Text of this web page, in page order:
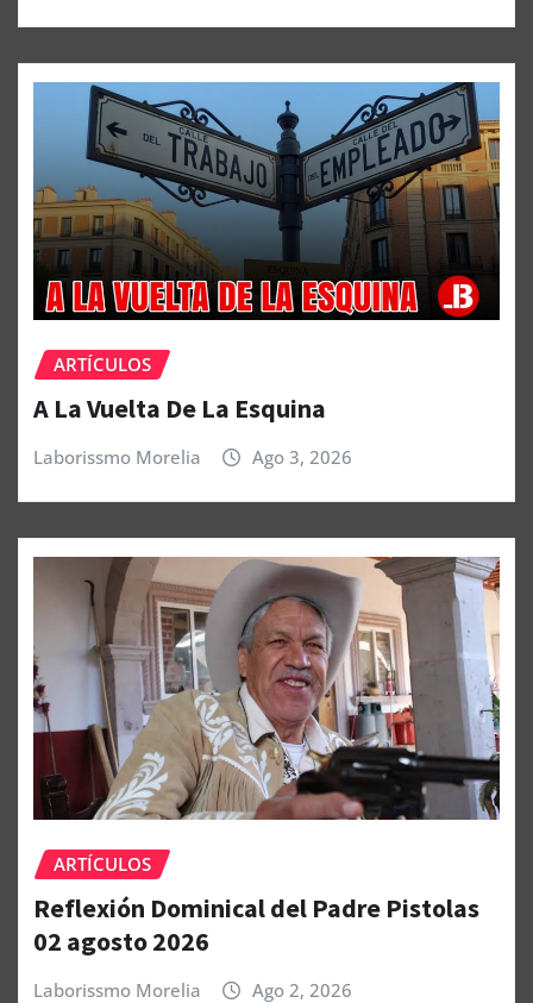
ARTÍCULOS
A La Vuelta De La Esquina
Laborissmo Morelia Ago 3, 2026
ARTÍCULOS
Reflexión Dominical del Padre Pistolas
02 agosto 2026
Laborissmo Morelia Ago 2, 2026